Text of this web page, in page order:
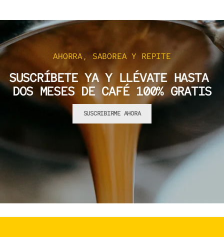
AHORRA, SABOREA Y REPITE
SUSCRÍBETE YA Y LLÉVATE HASTA
DOS MESES DE CAFÉ 100% GRATIS
SUSCRIBIRME AHORA